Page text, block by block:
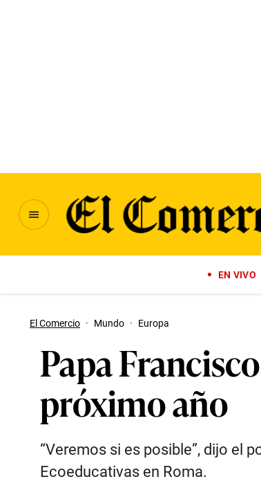
EN VIVO
El Comercio · Mundo · Europa
Papa
próximo año
“Veremos si es posible”, dijo el
Ecoeducativas en Roma.